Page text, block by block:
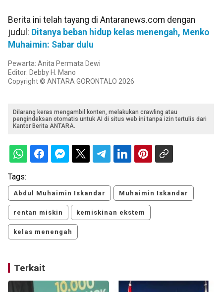
Berita ini telah tayang di Antaranews.com dengan
judul: Ditanya beban hidup kelas menengah, Menko
Muhaimin: Sabar dulu
Pewarta: Anita Permata Dewi
Editor: Debby H. Mano
Copyright © ANTARA GORONTALO 2026
Dilarang keras mengambil konten, melakukan crawling atau
pengindeksan otomatis untuk AI di situs web ini tanpa izin tertulis dari
Kantor Berita ANTARA.
Tags:
Abdul Muhaimin Iskandar Muhaimin Iskandar
rentan miskin kemiskinan ekstem
kelas menengah
Terkait